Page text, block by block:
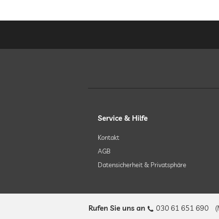
Service & Hilfe
Kontakt
AGB
Datensicherheit & Privatsphäre
Rufen Sie uns an 030 61 651 690